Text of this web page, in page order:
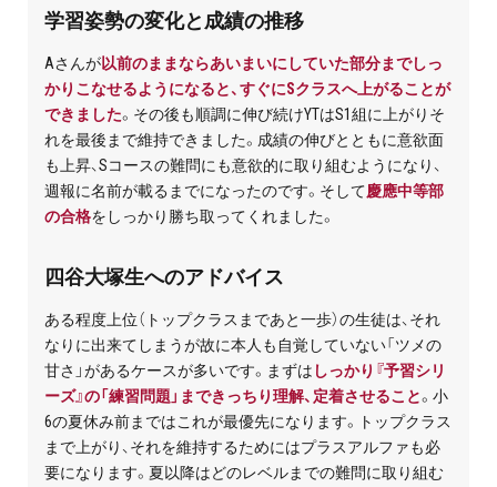
学習姿勢の変化と成績の推移
Aさんが以前のままならあいまいにしていた部分までしっ
かりこなせるようになると、すぐにSクラスへ上がることが
できました。その後も順調に伸び続けYTはS1組に上がりそ
れを最後まで維持できました。成績の伸びとともに意欲面
も上昇、Sコースの難問にも意欲的に取り組むようになり、
週報に名前が載るまでになったのです。そして慶應中等部
の合格をしっかり勝ち取ってくれました。
四谷大塚生へのアドバイス
ある程度上位（トップクラスまであと一歩）の生徒は、それ
なりに出来てしまうが故に本人も自覚していない「ツメの
甘さ」があるケースが多いです。まずは しっかり『予習シリ
ーズ』の「練習問題」まできっちり理解、定着させること。小
6の夏休み前まではこれが最優先になります。トップクラス
まで上がり、それを維持するためにはプラスアルファも必
要になります。夏以降はどのレベルまでの難問に取り組む